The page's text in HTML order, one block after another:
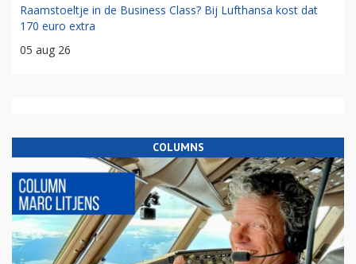
Raamstoeltje in de Business Class? Bij Lufthansa kost dat
170 euro extra
05 aug 26
COLUMNS